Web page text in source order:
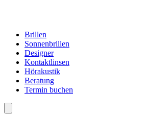
Brillen
Sonnenbrillen
Designer
Kontaktlinsen
Hörakustik
Beratung
Termin buchen